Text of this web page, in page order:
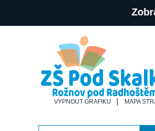
VYPNOUT GRAFIKU MAPA